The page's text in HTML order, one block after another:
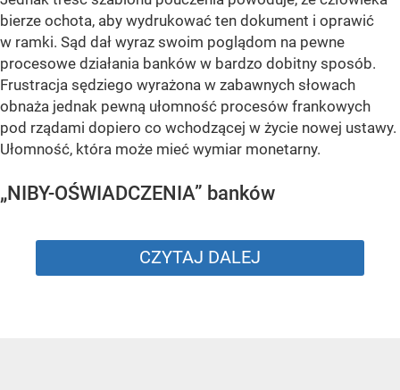
bierze ochota, aby wydrukować ten dokument i oprawić
w ramki. Sąd dał wyraz swoim poglądom na pewne
procesowe działania banków w bardzo dobitny sposób.
Frustracja sędziego wyrażona w zabawnych słowach
obnaża jednak pewną ułomność procesów frankowych
pod rządami dopiero co wchodzącej w życie nowej ustawy.
Ułomność, która może mieć wymiar monetarny.
„NIBY-OŚWIADCZENIA” banków
CZYTAJ DALEJ